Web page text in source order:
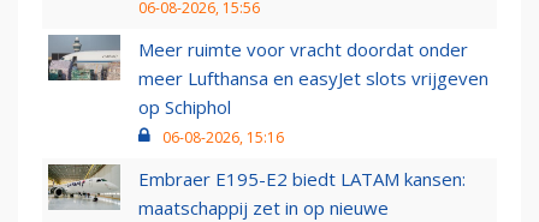
06-08-2026, 15:56
Meer ruimte voor vracht doordat onder
meer Lufthansa en easyJet slots vrijgeven
op Schiphol
06-08-2026, 15:16
Embraer E195-E2 biedt LATAM kansen:
maatschappij zet in op nieuwe